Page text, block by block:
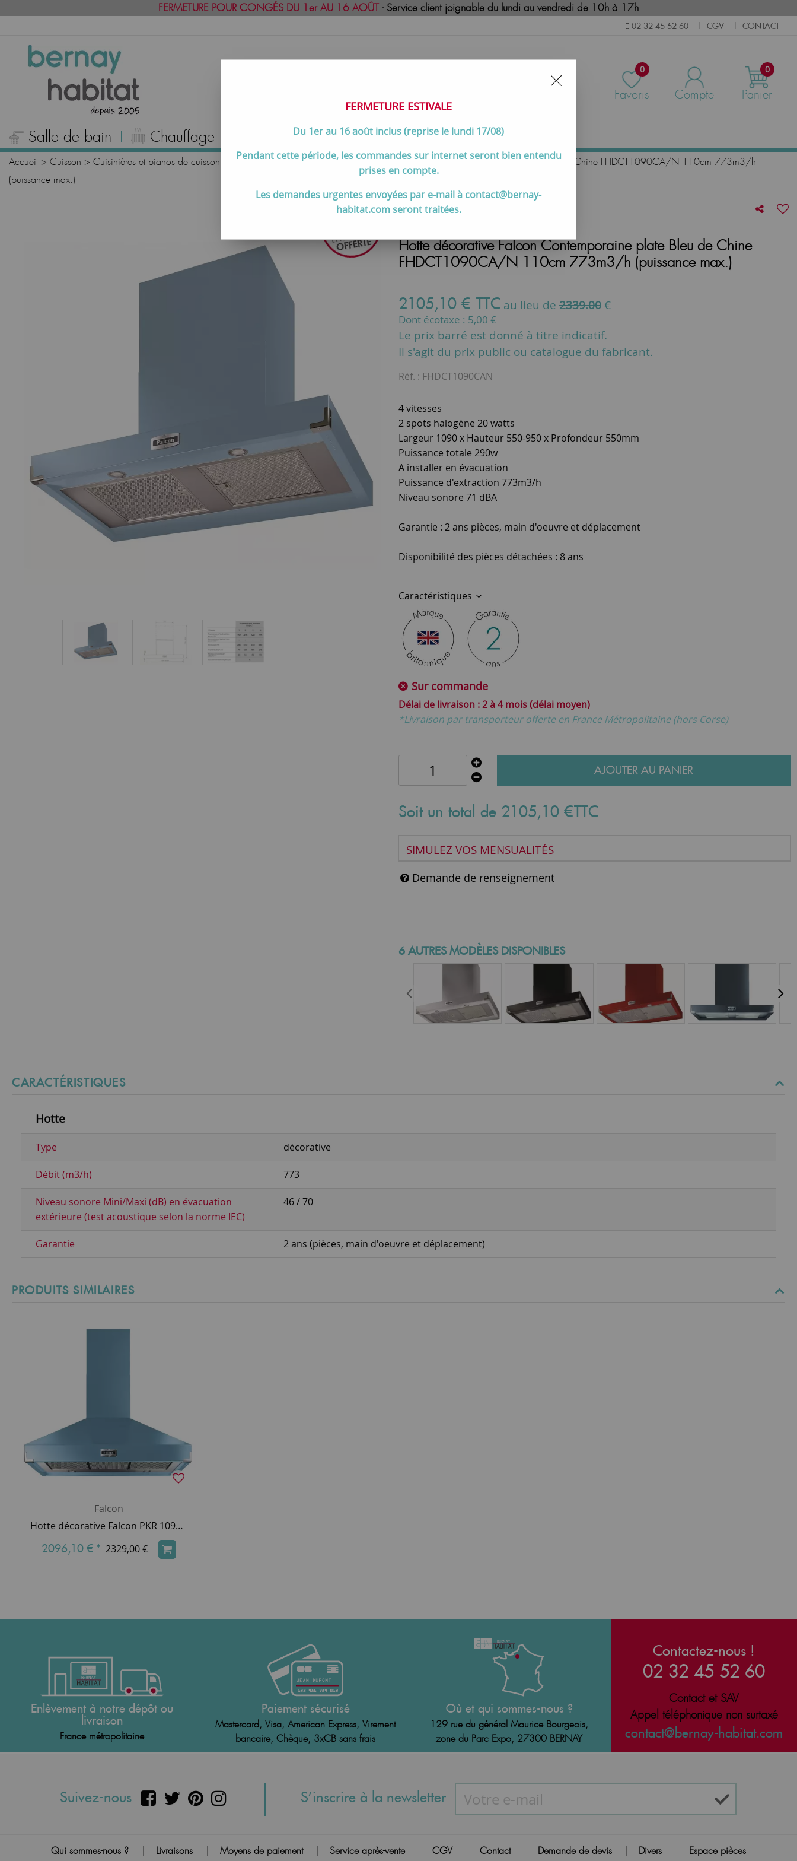
FERMETURE POUR CONGÉS DU 1er AU 16 AOÛT- Service client joignable du lundi au vendredi de 10h à 17h
02 32 45 52 60 CGV CONTACT
0
Favoris Compte
0
Panier
Salle de bain Chauffage Cuisson Meilleures ventes Contactez-nous
Accueil > Cuisson > Cuisinières et pianos de cuisson Hottes pour piano de cuisson >Hotte décorative Falcon Contemporaine plate Bleu de Chine FHDCT1090CA/N 110cm 773m3/h
(puissance max.)
Hotte décorative Falcon Contemporaine plate Bleu de Chine
FHDCT1090CA/N 110cm 773m3/h (puissance max.)
2105,10 € TTC au lieu de 2339.00€
Dont écotaxe : 5,00 €
Le prix barré est donné à titre indicatif.
Il s'agit du prix public ou catalogue du fabricant.
Réf. : FHDCT1090CAN
4 vitesses
2 spots halogène 20 watts
Largeur 1090 x Hauteur 550-950 x Profondeur 550mm
Puissance totale 290w
A installer en évacuation
Puissance d'extraction 773m3/h
Niveau sonore 71 dBA
Garantie : 2 ans pièces, main d'oeuvre et déplacement
Disponibilité des pièces détachées : 8 ans
Caractéristiques
Sur commande
2 à 4 mois (délai moyen)
*Livraison par transporteur offerte en France Métropolitaine (hors Corse)
AJOUTER AU PANIER
Soit un total de 2105,10 €TTC
SIMULEZ VOS MENSUALITÉS
Demande de renseignement
6 AUTRES MODÈLES DISPONIBLES
CARACTÉRISTIQUES
Hotte
Type décorative
Débit (m3/h) 773
Niveau sonore Mini/Maxi (dB) en évacuation
extérieure (test acoustique selon la norme IEC)
46 / 70
Garantie 2 ans (pièces, main d'oeuvre et déplacement)
PRODUITS SIMILAIRES
Falcon
Hotte décorative Falcon PKR 1092 ultra aspirante Bleu de Chine FHDSE1092CA/N 110cm 775m3/h (puissance max.)
2096,10 € * 2329,00 €
Enlèvement à notre dépôt ou
livraison
France métropolitaine
Paiement sécurisé
Mastercard, Visa, American Express, Virement
bancaire, Chèque, 3xCB sans frais
Où et qui sommes-nous ?
129 rue du général Maurice Bourgeois,
zone du Parc Expo, 27300 BERNAY
Contactez-nous !
02 32 45 52 60
Contact et SAV
Appel téléphonique non surtaxé
contact@bernay-habitat.com
Suivez-nous S’inscrire à la newsletter
Qui sommes-nous ? Livraisons Moyens de paiement Service après-vente CGV Contact Demande de devis Divers Espace pièces
FERMETURE ESTIVALE
Du 1er au 16 août inclus (reprise le lundi 17/08)
Pendant cette période, les commandes sur internet seront bien entendu
prises en compte.
Les demandes urgentes envoyées par e-mail à contact@bernay-
habitat.com seront traitées.